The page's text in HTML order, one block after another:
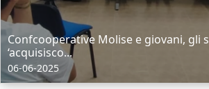
Confcooperative Molise e giovani, gli
‘acquisisco...
06-06-2025